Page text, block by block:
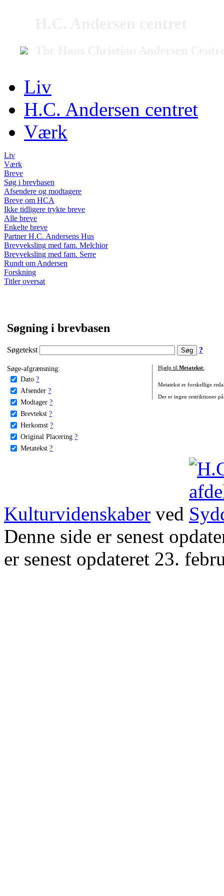
Liv
H.C. Andersen centret
Værk
Liv
Værk
Breve
Søg i brevbasen
Afsendere og modtagere
Breve om HCA
Ikke tidligere trykte breve
Alle breve
Enkelte breve
Partner H.C. Andersens Hus
Brevveksling med fam. Melchior
Brevveksling med fam. Serre
Rundt om Andersen
Forskning
Titler oversat
Søgning i brevbasen
Søgetekst ?
Søge-afgrænsning:
Dato ?
Afsender ?
Modtager ?
Brevtekst ?
Herkomst ?
Original Placering ?
Metatekst ?
Hjælp til Metatekst:
Metatekst er forskellige
Der er ingen restriktioner
Kulturvidenskaber ved
Denne side er senest
er senest opdateret 23.